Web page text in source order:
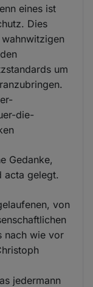
eines ist
Dies
um
die-
Gedanke,
acta gelegt.
von
nach wie vor
jedermann